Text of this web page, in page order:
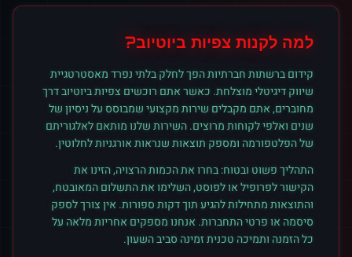
למה לקנות צפיות ביוטיוב?
קידום ברשתות חברתיות הפך לחלק בלתי נפרד מאסטרטגיית
שיווק דיגיטלי מוצלחת. כאשר אתם רוכשים צפיותביוטיובדרך
מחוברים, אתם מקבלים שירות מקצועי שמבוסס על ניסיון של
שנים ואלפי לקוחות מרוצים. השירות שלנו מותאם לאלגוריתם
של הפלטפורמה ומספק תוצאות שנראות אורגניות לחלוטין.
התהליך פשוט ובטוח: בחרו את הכמות הרצויה, הזינו את
הקישור לפרופיל או לפוסט, השלימו את התשלום המאובטח,
והתוצאות מתחילות להגיע תוך דקות ספורות. אין צורך לספק
סיסמה או פרטי התחברות. אנחנו מספקים אחריות מלאה על
כל הזמנה ותמיכה טכנית זמינה סביב השעון.